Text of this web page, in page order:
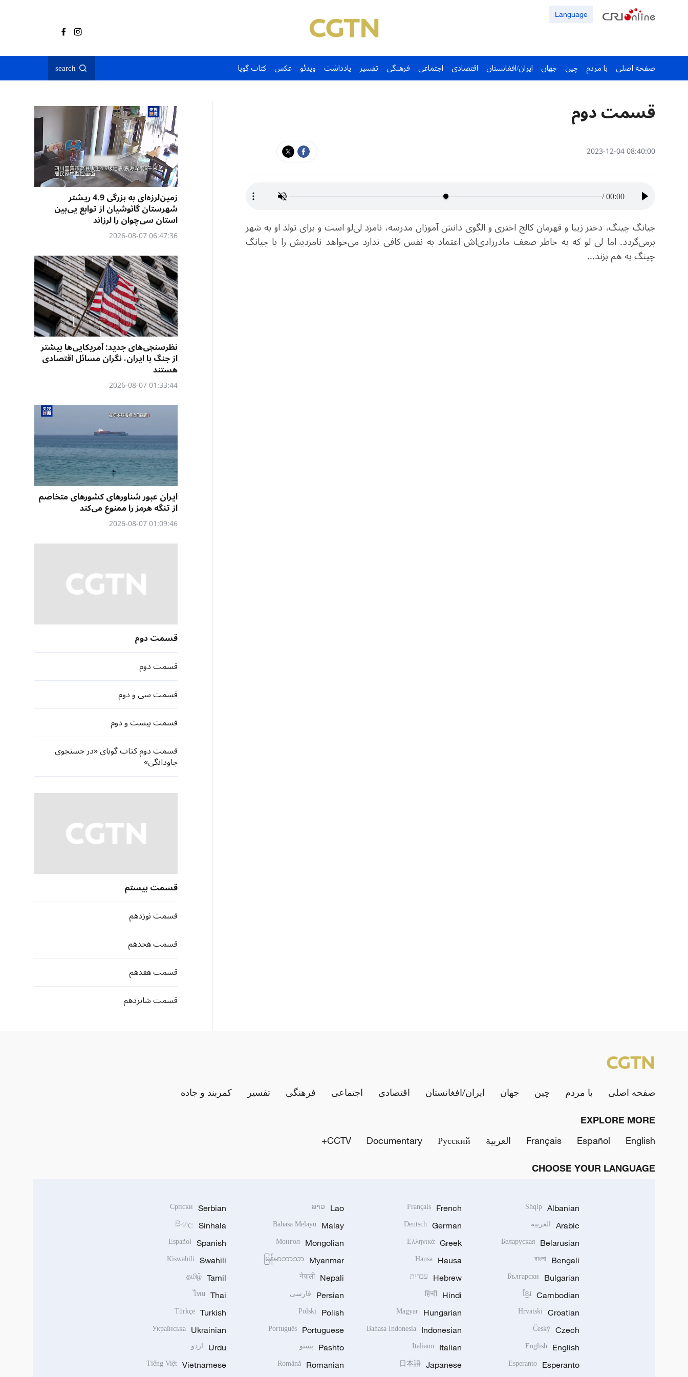
Language
صفحه اصلی با مردم چین جهان ایران/افغانستان اقتصادی اجتماعی فرهنگی تفسیر یادداشت ویدئو عکس کتاب گویا search
قسمت دوم
08:40:00 2023-12-04
00:00
/
جیانگ چینگ، دختر زیبا و قهرمان کالج اختری و الگوی دانش آموزان مدرسه، نامزد لی‌لو است و برای تولد او به شهر
برمی‌گردد. اما لی لو که به خاطر ضعف مادرزادی‌اش اعتماد به نفس کافی ندارد می‌خواهد نامزدیش را با جیانگ
چینگ به هم بزند...
زمین‌لرزه‌ای به بزرگی 4.9 ریشتر
شهرستان گائوشیان از توابع یی‌بین
استان سی‌چوان را لرزاند
06:47:36 2026-08-07
نظرسنجی‌‌های جدید: آمریکایی‌ها بیشتر
از جنگ با ایران، نگران مسائل اقتصادی
هستند
01:33:44 2026-08-07
ایران عبور شناورهای کشورهای متخاصم
از تنگه هرمز را ممنوع می‌کند
01:09:46 2026-08-07
قسمت دوم
قسمت دوم
قسمت سی و دوم
قسمت بیست و دوم
قسمت دوم کتاب گویای «در جستجوی
جاودانگی»
قسمت بیستم
قسمت نوزدهم
قسمت هجدهم
قسمت هفدهم
قسمت شانزدهم
صفحه اصلی با مردم چین جهان ایران/افغانستان اقتصادی اجتماعی فرهنگی تفسیر کمربند و جاده
EXPLORE MORE
English
Español
Français العربية Русский
Documentary
CCTV+
CHOOSE YOUR LANGUAGE
Albanian
Shqip
Arabic العربية
Belarusian
Беларуская
Bengali
বাংলা
Bulgarian
Български
Cambodian
ខ្មែរ
Croatian
Hrvatski
Czech
Český
English
English
Esperanto
Esperanto
French
Français
German
Deutsch
Greek
Ελληνικά
Hausa
Hausa
Hebrew עברית
Hindi
हिन्दी
Hungarian
Magyar
Indonesian
Bahasa Indonesia
Italian
Italiano
Japanese
日本語
Lao
ລາວ
Malay
Bahasa Melayu
Mongolian
Монгол
Myanmar
မြန်မာဘာသာ
Nepali
नेपाली
Persian فارسی
Polish
Polski
Portuguese
Português
Pashto پښتو
Romanian
Română
Serbian
Српски
Sinhala
සිංහල
Spanish
Español
Swahili
Kiswahili
Tamil
தமிழ்
Thai
ไทย
Turkish
Türkçe
Ukrainian
Українська
Urdu اردو
Vietnamese
Tiếng Việt